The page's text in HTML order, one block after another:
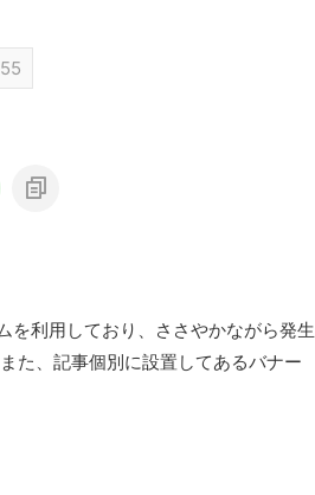
55
を利用しており、ささやかながら発生
た、記事個別に設置してあるバナー